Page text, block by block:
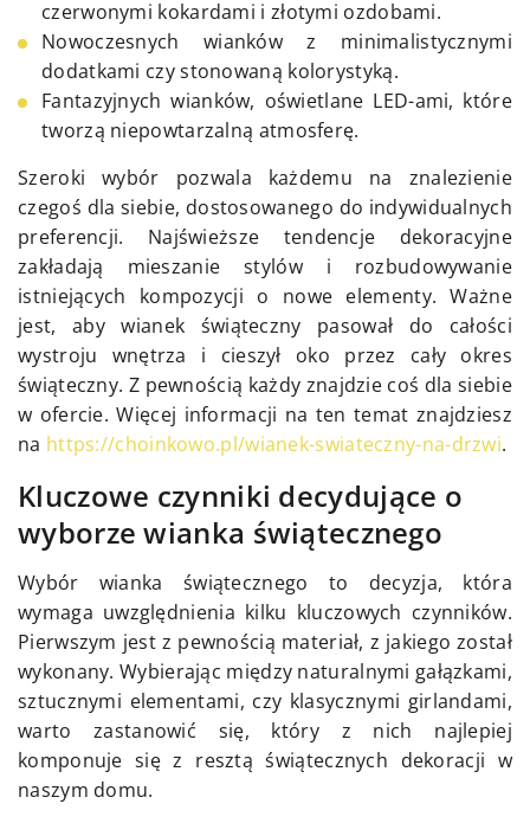
czerwonymi kokardami i złotymi ozdobami.
Nowoczesnych wianków z minimalistycznymi
dodatkami czy stonowaną kolorystyką.
Fantazyjnych wianków, oświetlane LED-ami, które
tworzą niepowtarzalną atmosferę.
Szeroki wybór pozwala każdemu na znalezienie
czegoś dla siebie, dostosowanego do indywidualnych
preferencji. Najświeższe tendencje dekoracyjne
zakładają mieszanie stylów i rozbudowywanie
istniejących kompozycji o nowe elementy. Ważne
jest, aby wianek świąteczny pasował do całości
wystroju wnętrza i cieszył oko przez cały okres
świąteczny. Z pewnością każdy znajdzie coś dla siebie
w ofercie. Więcej informacji na ten temat znajdziesz
na https://choinkowo.pl/wianek-swiateczny-na-drzwi.
Kluczowe czynniki decydujące o
wyborze wianka świątecznego
Wybór wianka świątecznego to decyzja, która
wymaga uwzględnienia kilku kluczowych czynników.
Pierwszym jest z pewnością materiał, z jakiego został
wykonany. Wybierając między naturalnymi gałązkami,
sztucznymi elementami, czy klasycznymi girlandami,
warto zastanowić się, który z nich najlepiej
komponuje się z resztą świątecznych dekoracji w
naszym domu.